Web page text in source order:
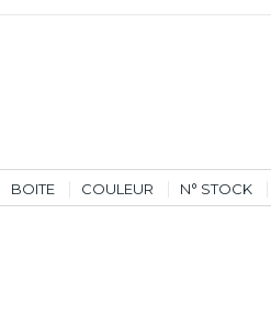
BOITE COULEUR N° STOCK